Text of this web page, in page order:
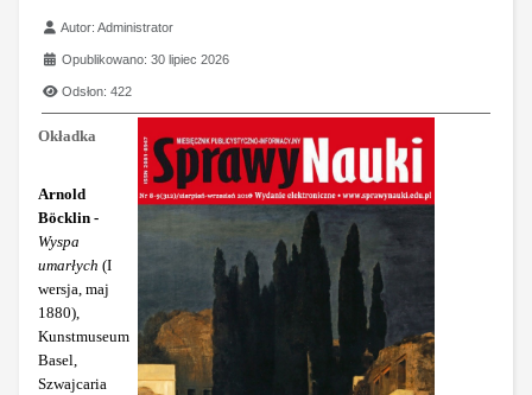
Szczegóły
Autor:Administrator
Opublikowano: 30 lipiec 2026
Odsłon: 422
Okładka
Arnold
Böcklin -
Wyspa
umarłych (I
wersja, maj
1880),
Kunstmuseum
Basel,
Szwajcaria